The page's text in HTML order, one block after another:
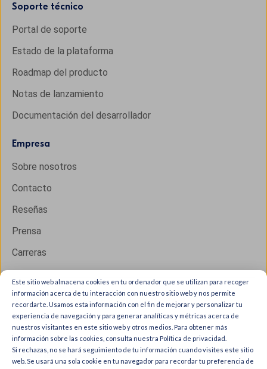
Este sitio web almacena cookies en tu ordenador que se utilizan para recoger
información acerca de tu interacción con nuestro sitio web y nos permite
recordarte. Usamos esta información con el fin de mejorar y personalizar tu
experiencia de navegación y para generar analíticas y métricas acerca de
nuestros visitantes en este sitio web y otros medios. Para obtener más
información sobre las cookies, consulta nuestra Política de privacidad.
Si rechazas, no se hará seguimiento de tu información cuando visites este sitio
web. Se usará una sola cookie en tu navegador para recordar tu preferencia de
Soporte técnico
Portal de soporte
Estado de la plataforma
Roadmap del producto
Notas de lanzamiento
Documentación del desarrollador
Empresa
Sobre nosotros
Contacto
Reseñas
Prensa
Carreras
Copyright © 2026 IXON B.V. All rights reserved.
Trust Center
Privacy & cookies
General terms & conditions